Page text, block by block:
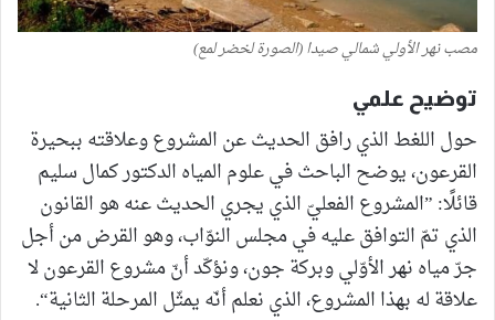
مصب نهر الأولي شمالي صيدا (الصورة لخضر لمع)
توضيح علمي
حول اللغط الذي رافق الحديث عن المشروع وعلاقته ببحيرة
القرعون، يوضح الباحث في علوم المياه الدكتور كمال سليم
قائلًا: ”المشروع الفعليّ الذي يجري الحديث عنه هو القانون
الذي تمّ التوافق عليه في مجلس النوّاب، وهو القرض من أجل
جرّ مياه نهر الأوّلي وبركة جون، ونؤكّد أنّ مشروع القرعون لا
علاقة له بهذا المشروع، الذي نعلم أنّه يمثّل المرحلة الثانية“.